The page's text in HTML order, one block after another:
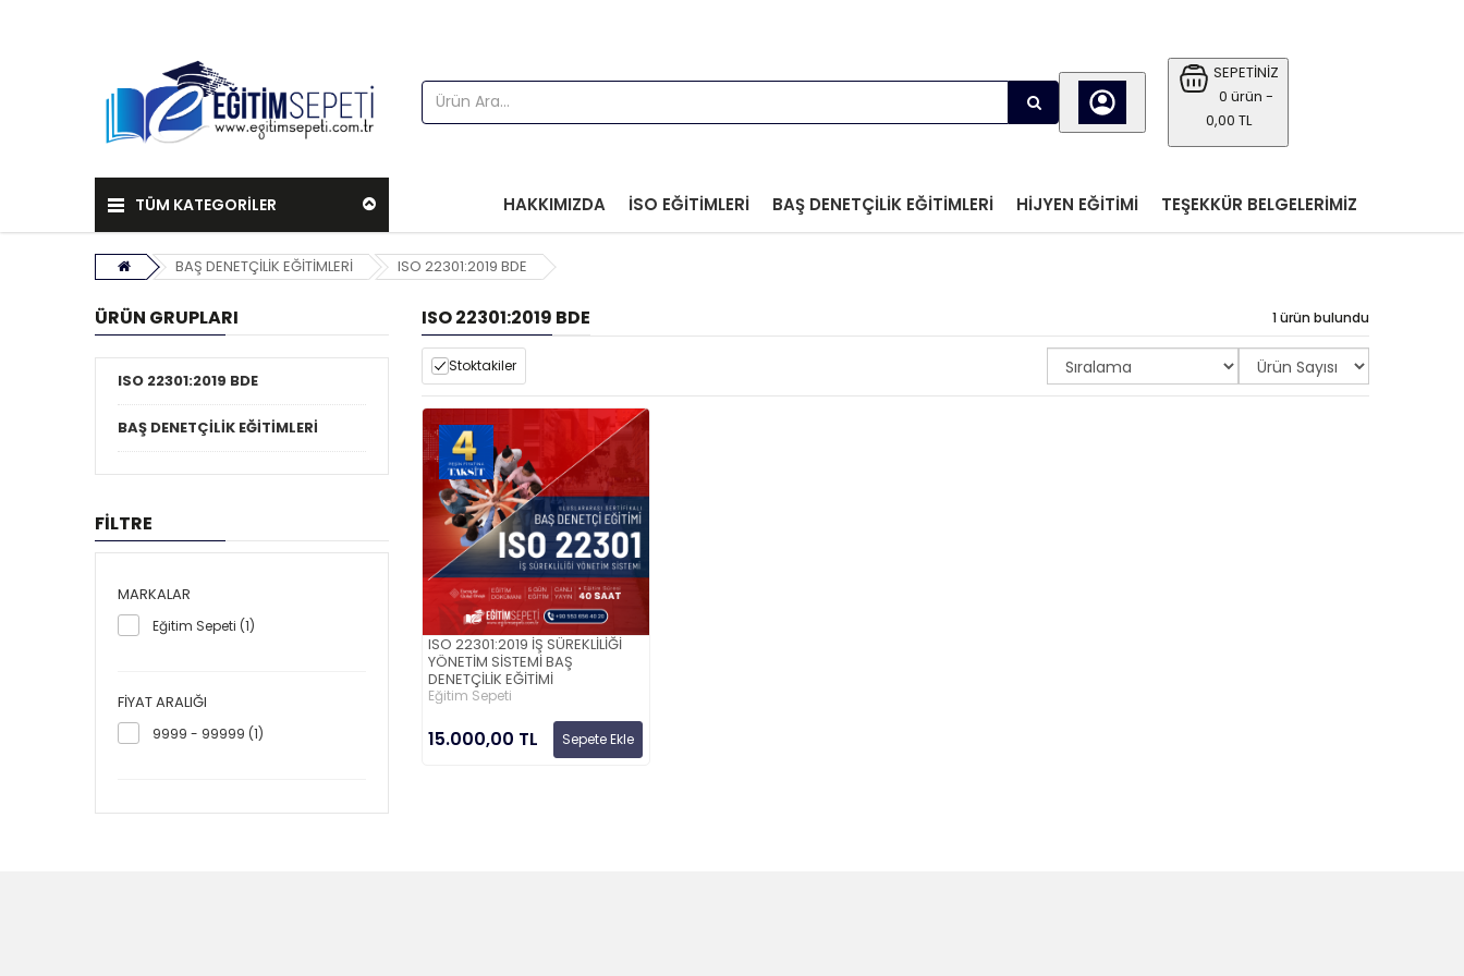
SEPETİNİZ
0 ürün -
0,00 TL
TÜM KATEGORİLER TEŞEKKÜR BELGELERIMIZ
HIJYEN EĞITIMI
BAŞ DENETÇILIK EĞITIMLERI
İSO EĞITIMLERI
HAKKIMIZDA
BAŞ DENETÇİLİK EĞİTİMLERİ ISO 22301:2019 BDE
ÜRÜN GRUPLARI
ISO 22301:2019 BDE
BAŞ DENETÇİLİK EĞİTİMLERİ
FİLTRE
MARKALAR
Eğitim Sepeti (1)
FIYAT ARALIĞI
9999 - 99999 (1)
ISO 22301:2019 BDE 1 ürün bulundu
Stoktakiler
ISO 22301:2019 İŞ SÜREKLİLİĞİ
YÖNETİM SİSTEMİ BAŞ
DENETÇİLİK EĞİTİMİ
Eğitim Sepeti
15.000,00 TL Sepete Ekle